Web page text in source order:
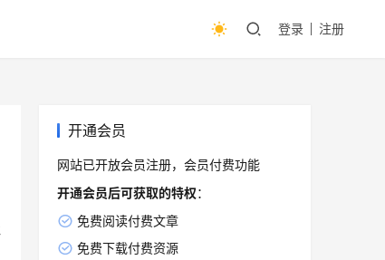
登录 注册
开通会员
网站已开放会员注册，会员付费功能
开通会员后可获取的特权：
免费阅读付费文章
免费下载付费资源